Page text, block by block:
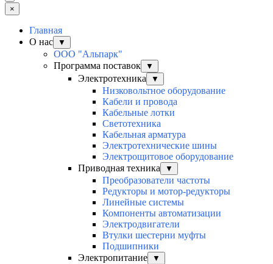
×
Главная
О нас
▼
ООО "Альпарк"
Программа поставок
▼
Электротехника ▼
Низковольтное оборудование
Кабели и провода
Кабельные лотки
Светотехника
Кабельная арматура
Электротехнические шины
Электрощитовое оборудование
Приводная техника
▼
Преобразователи частоты
Редукторы и мотор-редукторы
Линейные системы
Компоненты автоматизации
Электродвигатели
Втулки шестерни муфты
Подшипники
Электропитание
▼